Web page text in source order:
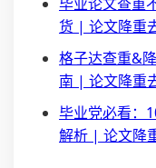
货 | 论文降重
格子达查重&
南 | 论文降重
毕业党必看：
解析 | 论文降